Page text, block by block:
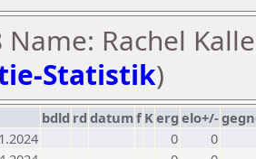
Name: Rachel
Statistik)
bdld rd datumf Kerg elo+/-
0
0